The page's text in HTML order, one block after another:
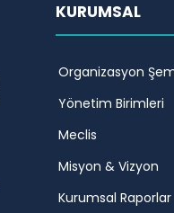
KURUMSAL
Organizasyon
Yönetim Birimleri
Meclis
Misyon & Vizyon
Kurumsal Raporlar